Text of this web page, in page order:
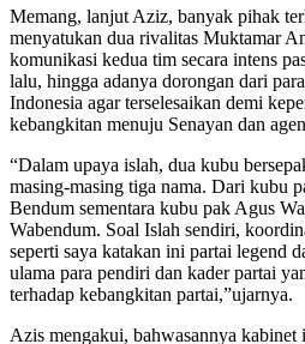
Memang, lanjut Aziz, banyak pihak
menyatukan dua rivalitas Muktamar
komunikasi kedua tim secara intens
lalu, hingga adanya dorongan dari
Indonesia agar terselesaikan demi
kebangkitan menuju Senayan dan
“Dalam upaya islah, dua kubu
masing-masing tiga nama. Dari kubu
Bendum sementara kubu pak Agus
Wabendum. Soal Islah sendiri,
seperti saya katakan ini partai legend
ulama para pendiri dan kader partai
terhadap kebangkitan partai,”ujarnya.
Azis mengakui, bahwasannya kabinet